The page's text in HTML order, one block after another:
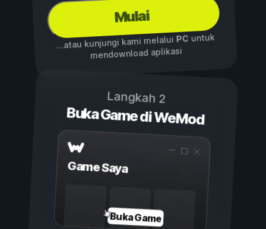
Mulai
...atau kunjungi kami melalui PCuntuk
mendownload aplikasi
Langkah 2
Buka Game di WeMod
Game Saya
Buka Game